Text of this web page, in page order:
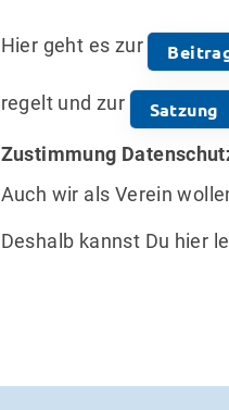
Hier geht es zur
regelt und zur Satzung
Zustimmung
Auch wir als Verein
Deshalb kannst Du hier